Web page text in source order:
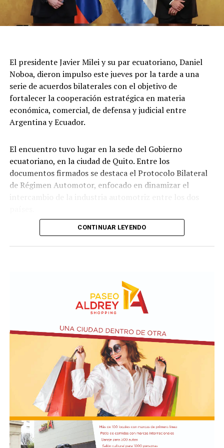
El presidente Javier Milei y su par ecuatoriano, Daniel
Noboa, dieron impulso este jueves por la tarde a una
serie de acuerdos bilaterales con el objetivo de
fortalecer la cooperación estratégica en materia
económica, comercial, de defensa y judicial entre
Argentina y Ecuador.
El encuentro tuvo lugar en la sede del Gobierno
ecuatoriano, en la ciudad de Quito. Entre los
documentos firmados se destaca el Protocolo Bilateral
de Régimen Automotor, enfocado en dinamizar el
Los mandatarios y las delegaciones. Presidencia de
Además, la representación argentina avanzó en la firma
de cuatro convenios: Acuerdo de Servicios Aéreos, para
potenciar la conectividad y el turismo; tratado de
Extradición, destinado a consolidar la cooperación en
CONTINUAR LEYENDO